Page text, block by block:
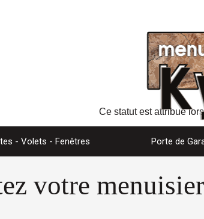
Ce statut est attribué
- Volets - Fenêtres Porte de
votre